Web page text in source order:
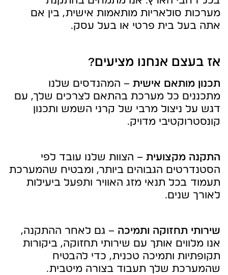
מערכות סולאריות מותאמות אישית, בין אם
אתה בעל בית פרטי או בעל עסק.
אז בעצם אנחנו מציעים?
תכנון מותאם אישית – המהנדסים שלנו
מתכננים כל מערכת בהתאם לצרכים שלך, עם
דגש על ניצול מרבי של קרני השמש ותכנון
קונסטרוקטיבי מדויק.
התקנה מקצועית – הצוות שלנו עובד לפי
הסטנדרטים הגבוהים ביותר, ומבטיח שהמערכת
תעמוד בכל תנאי מזג האוויר ותפעל ביעילות
לאורך שנים.
שירותי תחזוקה ותמיכה – גם לאחר ההתקנה,
אנו מלווים אותך עם שירותי תחזוקה, ביקורות
תקופתיות ותמיכה טכנית, כדי להבטיח
שהמערכת שלך תעבוד בצורה מיטבית.